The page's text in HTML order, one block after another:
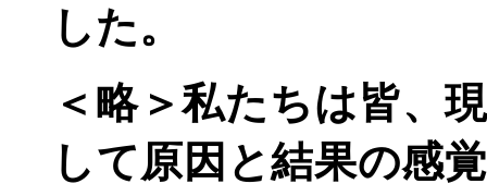
した。
＜略＞私たちは皆、
して原因と結果の感